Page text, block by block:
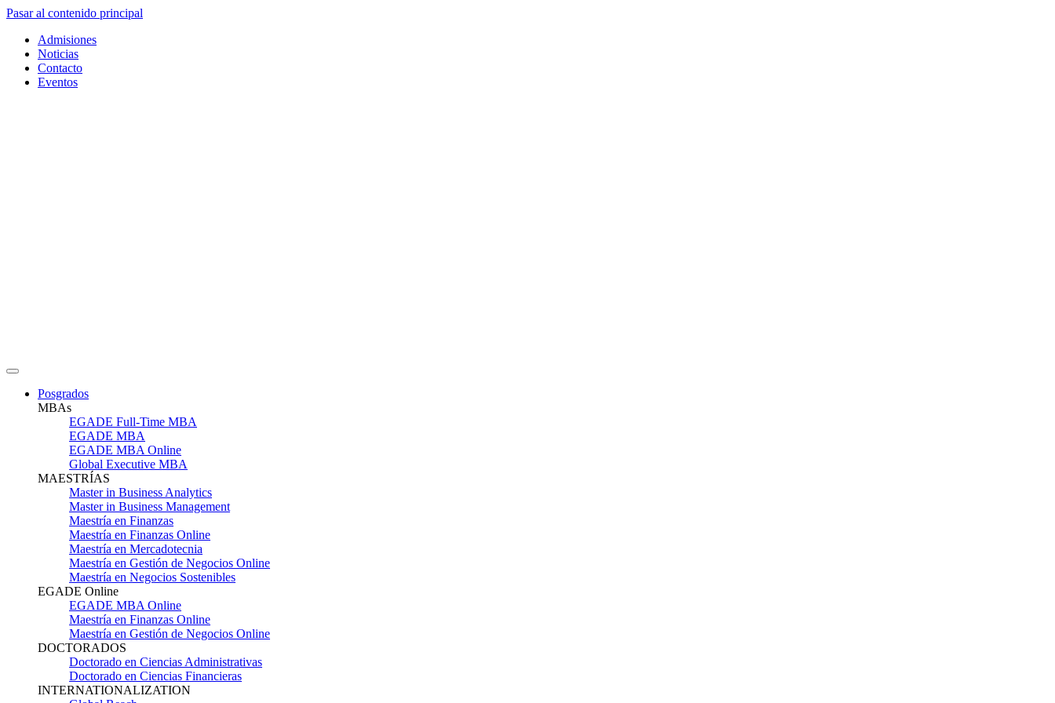
Pasar al contenido principal
Admisiones
Noticias
Contacto
Eventos
Posgrados
MBAs
EGADE Full-Time MBA
EGADE MBA
EGADE MBA Online
Global Executive MBA
MAESTRÍAS
Master in Business Analytics
Master in Business Management
Maestría en Finanzas
Maestría en Finanzas Online
Maestría en Mercadotecnia
Maestría en Gestión de Negocios Online
Maestría en Negocios Sostenibles
EGADE Online
EGADE MBA Online
Maestría en Finanzas Online
Maestría en Gestión de Negocios Online
DOCTORADOS
Doctorado en Ciencias Administrativas
Doctorado en Ciencias Financieras
INTERNATIONALIZATION